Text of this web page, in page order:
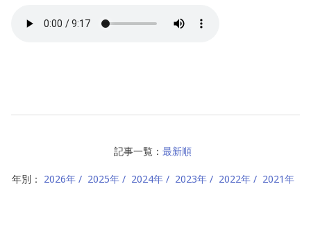
記事一覧： 最新順
年別： 2026年 2025年 2024年 2023年 2022年 2021年